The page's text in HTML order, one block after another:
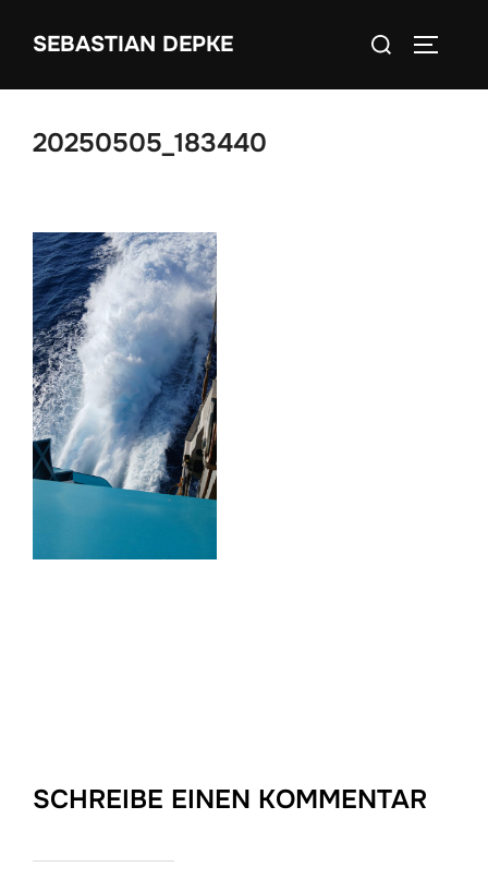
InhaltSEBASTIAN DEPKE
Suchen
20250505_183440
SCHREIBE EINEN KOMMENTAR